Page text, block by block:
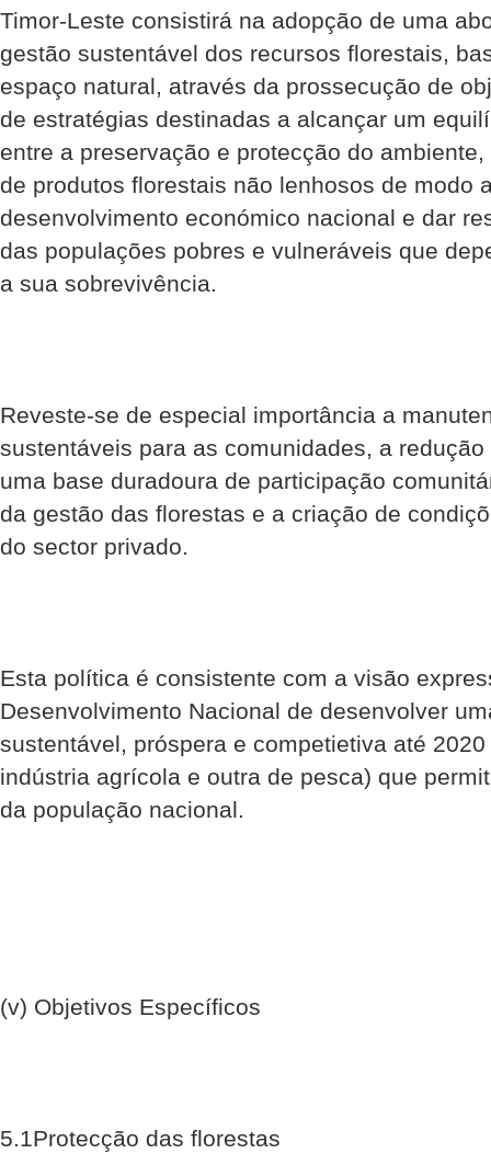
Timor-Leste consistirá na adopção de uma
gestão sustentável dos recursos florestais,
espaço natural, através da prossecução de
de estratégias destinadas a alcançar um
entre a preservação e protecção do
de produtos florestais não lenhosos de modo
desenvolvimento económico nacional e dar
das populações pobres e vulneráveis que
a sua sobrevivência.
Reveste-se de especial importância a
sustentáveis para as comunidades, a
uma base duradoura de participação
da gestão das florestas e a criação de
do sector privado.
Esta política é consistente com a visão
Desenvolvimento Nacional de desenvolver
sustentável, próspera e competietiva até
indústria agrícola e outra de pesca) que
da população nacional.
(v) Objetivos Específicos
5.1Protecção das florestas